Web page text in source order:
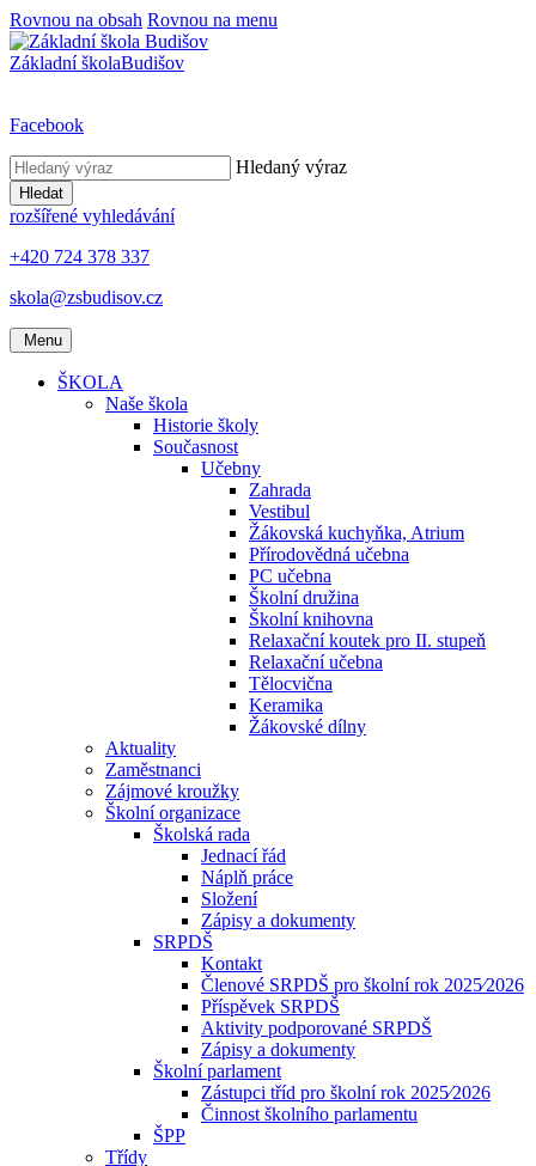
Rovnou na obsah Rovnou na menu
Základní školaBudišov
Facebook
Hledaný výraz
Hledat
rozšířené vyhledávání
+420 724 378 337
skola@zsbudisov.cz
Menu
ŠKOLA
Naše škola
Historie školy
Současnost
Učebny
Zahrada
Vestibul
Žákovská kuchyňka, Atrium
Přírodovědná učebna
PC učebna
Školní družina
Školní knihovna
Relaxační koutek pro II. stupeň
Relaxační učebna
Tělocvična
Keramika
Žákovské dílny
Aktuality
Zaměstnanci
Zájmové kroužky
Školní organizace
Školská rada
Jednací řád
Náplň práce
Složení
Zápisy a dokumenty
SRPDŠ
Kontakt
Členové SRPDŠ pro školní rok 2025⁄2026
Příspěvek SRPDŠ
Aktivity podporované SRPDŠ
Zápisy a dokumenty
Školní parlament
Zástupci tříd pro školní rok 2025⁄2026
Činnost školního parlamentu
ŠPP
Třídy